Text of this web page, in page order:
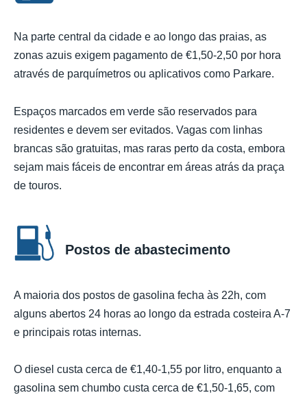
Na parte central da cidade e ao longo das praias, as
zonas azuis exigem pagamento de €1,50-2,50 por hora
através de parquímetros ou aplicativos como Parkare.
Espaços marcados em verde são reservados para
residentes e devem ser evitados. Vagas com linhas
brancas são gratuitas, mas raras perto da costa, embora
sejam mais fáceis de encontrar em áreas atrás da praça
de touros.
Postos de abastecimento
A maioria dos postos de gasolina fecha às 22h, com
alguns abertos 24 horas ao longo da estrada costeira A-7
e principais rotas internas.
O diesel custa cerca de €1,40-1,55 por litro, enquanto a
gasolina sem chumbo custa cerca de €1,50-1,65, com